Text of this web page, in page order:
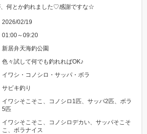
何とか釣れました♡感謝ですな☆
2026/02/19
01:00～09:20
新居弁天海釣公園
色々試して何でも釣れればOK♪
イワシ・コノシロ・サッパ・ボラ
サビキ釣り
イワシそこそこ、コノシロ1匹、サッパ2匹、ボラ
5匹
イワシそこそこ、コノシロデカい、サッパそこそ
こ、ボラナイス